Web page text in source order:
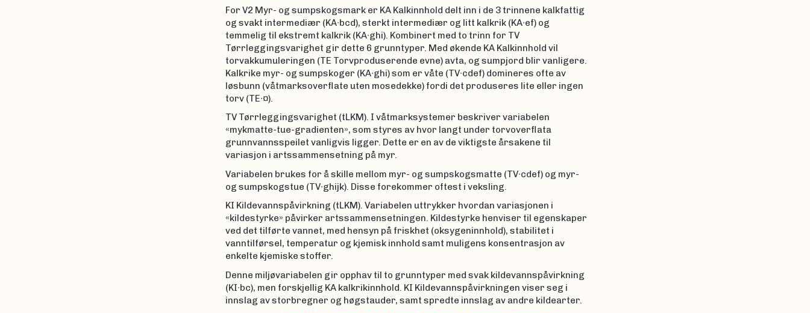
For V2 Myr- og sumpskogsmark er KA Kalkinnhold delt inn i de 3 trinnene kalkfattig
og svakt intermediær (KA∙bcd), sterkt intermediær og litt kalkrik (KA∙ef) og
temmelig til ekstremt kalkrik (KA∙ghi). Kombinert med to trinn for TV
Tørrleggingsvarighet gir dette 6 grunntyper. Med økende KA Kalkinnhold vil
torvakkumuleringen (TE Torvproduserende evne) avta, og sumpjord blir vanligere.
Kalkrike myr- og sumpskoger (KA∙ghi) som er våte (TV∙cdef) domineres ofte av
løsbunn (våtmarksoverflate uten mosedekke) fordi det produseres lite eller ingen
torv (TE∙¤).
TV Tørrleggingsvarighet (tLKM). I våtmarksystemer beskriver variabelen
«mykmatte-tue-gradienten», som styres av hvor langt under torvoverflata
grunnvannsspeilet vanligvis ligger. Dette er en av de viktigste årsakene til
variasjon i artssammensetning på myr.
Variabelen brukes for å skille mellom myr- og sumpskogsmatte (TV∙cdef) og myr-
og sumpskogstue (TV∙ghijk). Disse forekommer oftest i veksling.
KI Kildevannspåvirkning (tLKM). Variabelen uttrykker hvordan variasjonen i
«kildestyrke» påvirker artssammensetningen. Kildestyrke henviser til egenskaper
ved det tilførte vannet, med hensyn på friskhet (oksygeninnhold), stabilitet i
vanntilførsel, temperatur og kjemisk innhold samt muligens konsentrasjon av
enkelte kjemiske stoffer.
Denne miljøvariabelen gir opphav til to grunntyper med svak kildevannspåvirkning
(KI∙bc), men forskjellig KA kalkrikinnhold. KI Kildevannspåvirkningen viser seg i
innslag av storbregner og høgstauder, samt spredte innslag av andre kildearter.